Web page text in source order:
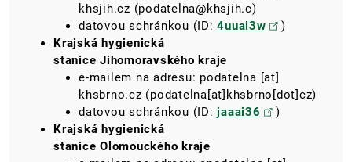
khsjih.cz (podatelna@khsjih.c)
datovou schránkou (ID:4uuai3w
)
Krajská hygienická
stanice Jihomoravského kraje
e-mailem na adresu: podatelna [at]
khsbrno.cz (podatelna[at]khsbrno[dot]cz)
datovou schránkou (ID:jaaai36
)
Krajská hygienická
stanice Olomouckého kraje